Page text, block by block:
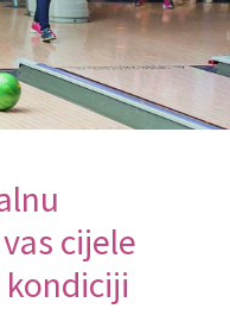
cijele